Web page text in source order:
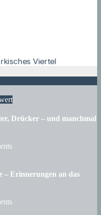
Drücker – und manchmal
– Erinnerungen an das